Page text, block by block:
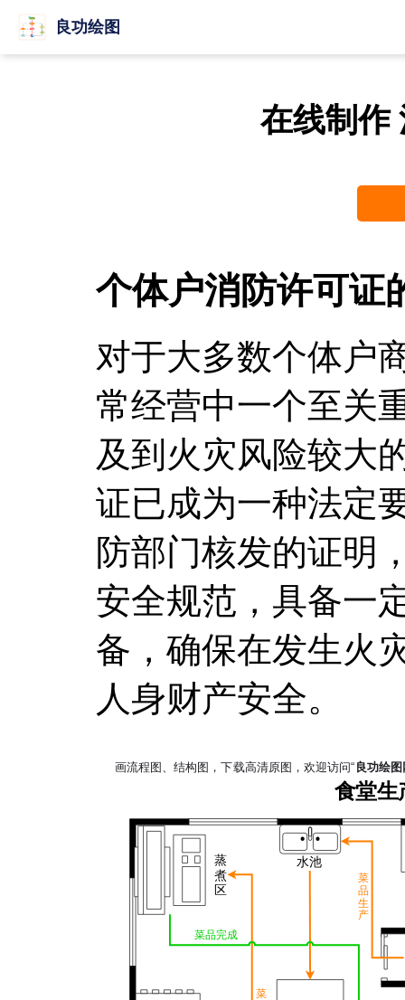
良功绘图
在线制作
个体户消防许可证
对于大多数个体户
常经营中一个至关
及到火灾风险较大
证已成为一种法定
防部门核发的证明
安全规范，具备一
备，确保在发生火
人身财产安全。